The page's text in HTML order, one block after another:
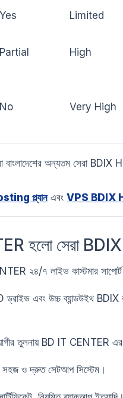
Yes Limited
Partial High
No Very High
অন্যতম সেরা
প্ল্যানএবং VPS BDIX
হলো সেরা
২৪/৭ লাইভ কাস্টমার সাপোর্ট
ড্রাইভ এবং উচ্চ ব্যান্ডউইথ BDIX
তুলনায় BD IT CENTER এর
সহজ ও দ্রুত সেটআপ সিস্টেম।